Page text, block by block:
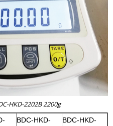
HKD-2202B 2200g
BDC-HKD- BDC-HKD-